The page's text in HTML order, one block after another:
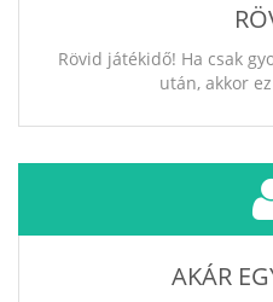
Rövid játékidő! Ha csak
után, akkor
AKÁR